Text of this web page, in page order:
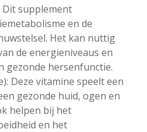
Dit supplement
en de
Het kan nuttig
de energieniveaus en
gezonde hersenfunctie.
Deze vitamine speelt een
gezonde huid, ogen en
helpen bij het
en het